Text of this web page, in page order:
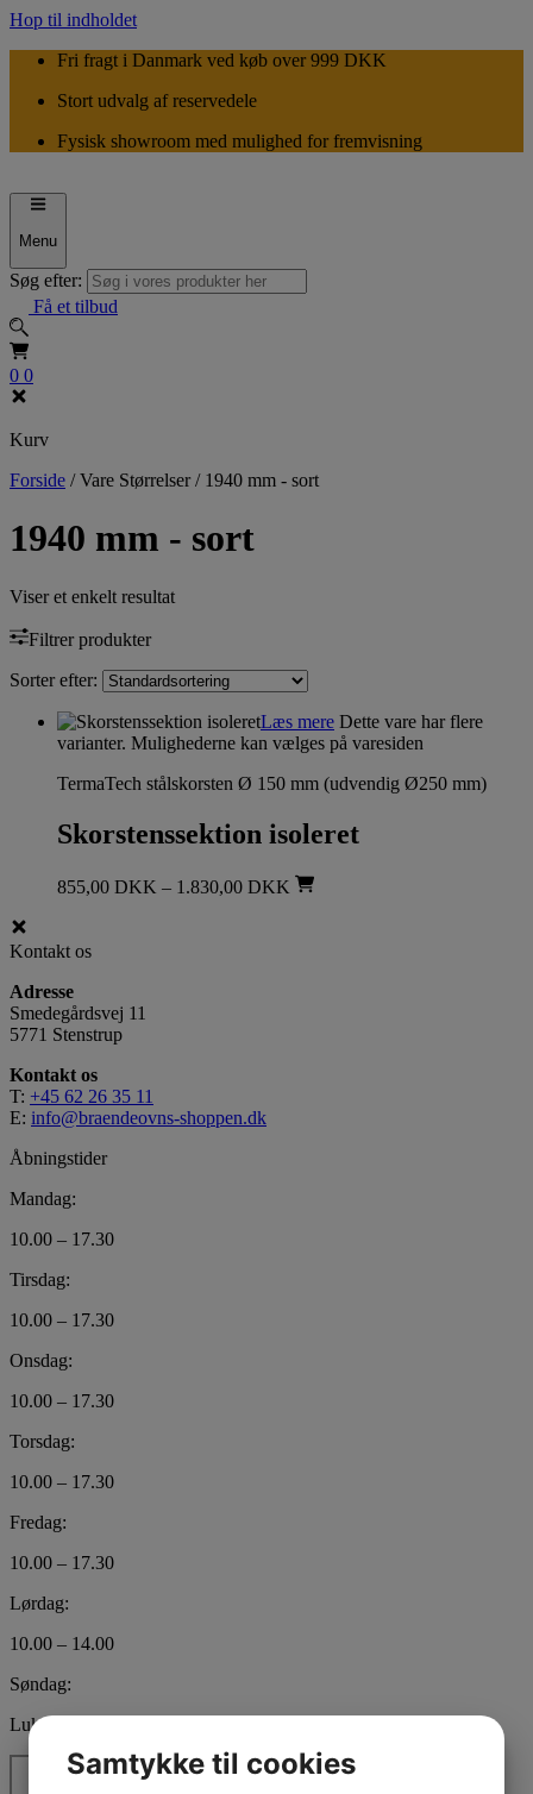
Hop til indholdet
Fri fragt i Danmark ved køb over 999 DKK
Stort udvalg af reservedele
Fysisk showroom med mulighed for fremvisning
Menu
Søg efter:
Få et tilbud
0 0
Kurv
Forside /Vare Størrelser / 1940 mm - sort
1940 mm - sort
Viser et enkelt resultat
Filtrer produkter
Sorter efter:
Læs mere Dette vare har flere
varianter. Mulighederne kan vælges på varesiden
TermaTech stålskorsten Ø 150 mm (udvendig Ø250 mm)
Skorstenssektion isoleret
855,00 DKK – 1.830,00 DKK
Kontakt os
Adresse
Smedegårdsvej 11
5771 Stenstrup
Kontakt os
T: +45 62 26 35 11
E: info@braendeovns-shoppen.dk
Åbningstider
Mandag:
10.00 – 17.30
Tirsdag:
10.00 – 17.30
Onsdag:
10.00 – 17.30
Torsdag:
10.00 – 17.30
Fredag:
10.00 – 17.30
Lørdag:
10.00 – 14.00
Søndag:
Lukket
Samtykke til cookies